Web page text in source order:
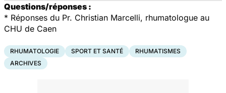
Questions/réponses :
* Réponses du Pr. Christian Marcelli, rhumatologue au
CHU de Caen
RHUMATOLOGIE SPORT ET SANTÉ
RHUMATISMES
ARCHIVES